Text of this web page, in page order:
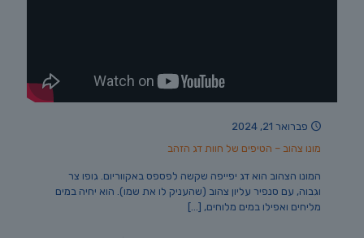
פברואר 21, 2024
מונו צהוב – הטיפים של חוות דג הזהב
המונו הצהוב הוא דג יפייפה שקשה לפספס באקווריום. גופו צר
וגבוה, עם סנפיר עליון צהוב (שהעניק לו את שמו). הוא יחיה במים
מליחים ואפילו במים מלוחים, […]